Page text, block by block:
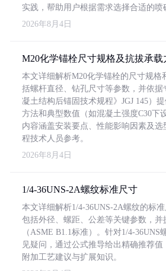
实践，帮助用户根据需求选择合适的喷
2026年8月4日
M20化学锚栓尺寸规格及抗拔承载
本文详细解析M20化学锚栓的尺寸规格
括螺杆直径、钻孔尺寸等参数，并依据
凝土结构后锚固技术规程》JGJ 145）
方法和典型数值（如混凝土强度C30下
内容涵盖安装要点、性能影响因素及
程技术人员参考。
2026年8月4日
1/4-36UNS-2A螺纹标准尺寸
本文详细解析1/4-36UNS-2A螺纹的标准
包括外径、螺距、公差等关键参数，并
（ASME B1.1标准）。针对1/4-36UNS
见疑问，通过公式推导给出精确推荐值
附加工艺建议与扩展知识。